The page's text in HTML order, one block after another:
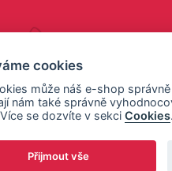
cookies
cookies
může náš e-shop
nám také správně
se dozvíte v sekci Cookies.
Přijmout vše